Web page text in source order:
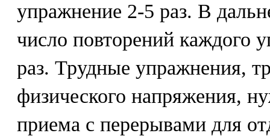
упражнение 2-5 раз. В
число повторений каждого
раз. Трудные упражнения,
физического напряжения,
приема с перерывами для